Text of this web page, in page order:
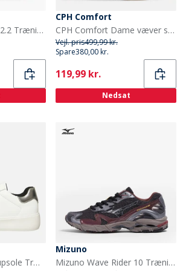
ECCO Dame Biom 2.2 Træningssko Aquatic/Pagoda Blue/Shadow White
CPH Comfort
CPH Comfort Dame væver sandaler Camel
Vejl. pris499,99 kr.
Spare380,00 kr.
Current
119,99 kr.
Nedsat
GAP Dame Cary Cupsole Træningssko Hvid
Mizuno
Mizuno Wave Rider 10 Træningssko Black Sand/Sort/Chicory Coffe